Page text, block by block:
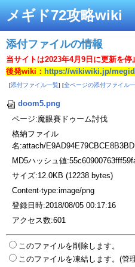
メギド72攻略wiki
添付ファイルの情報
当サイトは2023年4月9日に更新を停
後発wiki： https://wikiwiki.jp/
[添付ファイル一覧] [全ページの添付ファイル
doom5.png
ページ:魔眼賽ドゥーム討伐
格納ファイル
名:attach/
MD5ハッシュ値
サイズ:12.0KB (12238 bytes)
Content-type:image/png
登録日時:2018/08/05 00:17:16
アクセス数:601
このファイルを削除します。
このファイルを凍結します。(管